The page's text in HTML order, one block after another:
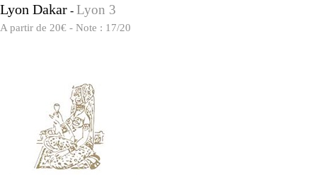
Lyon Dakar - Lyon 3
A partir de 20€ - Note : 17/20